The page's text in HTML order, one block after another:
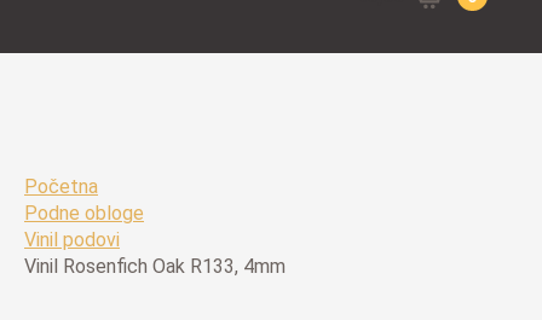
Početna
Podne obloge
Vinil podovi
Vinil Rosenfich Oak R133, 4mm